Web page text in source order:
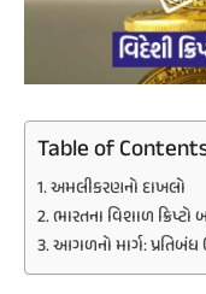
Table of
અમલીકરણનો દાખલો
ભારતના વિશાળ
આગળનો માર્ગ: પ્રતિબંધ